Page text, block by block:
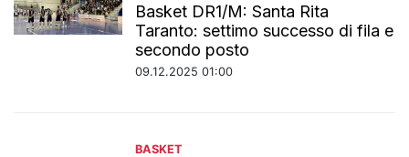
Basket DR1/M: Santa Rita
Taranto: settimo successo di fila e
secondo posto
09.12.2025 01:00
BASKET